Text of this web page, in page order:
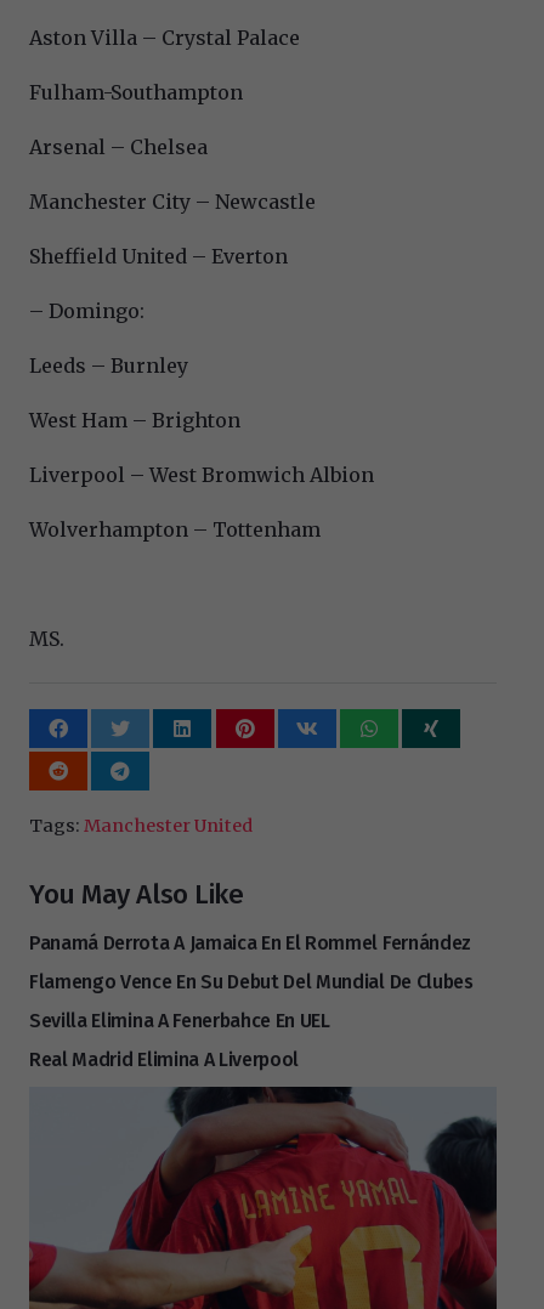
Aston Villa – Crystal Palace
Fulham-Southampton
Arsenal – Chelsea
Manchester City – Newcastle
Sheffield United – Everton
– Domingo:
Leeds – Burnley
West Ham – Brighton
Liverpool – West Bromwich Albion
Wolverhampton – Tottenham
MS.
Tags: Manchester United
You May Also Like
Panamá Derrota A Jamaica En El Rommel Fernández
Flamengo Vence En Su Debut Del Mundial De Clubes
Sevilla Elimina A Fenerbahce En UEL
Real Madrid Elimina A Liverpool